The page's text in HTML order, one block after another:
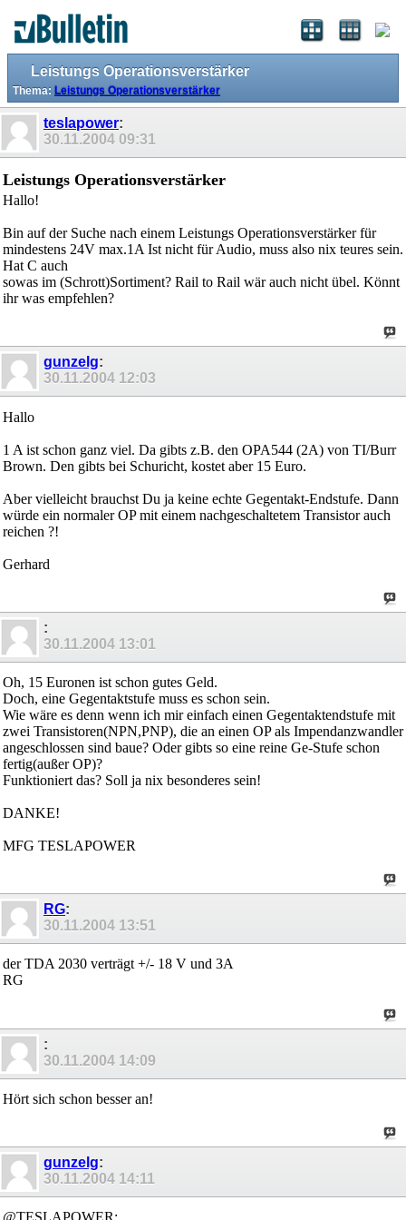
Leistungs Operationsverstärker
Thema: Leistungs Operationsverstärker
teslapower:
30.11.2004 09:31
Leistungs Operationsverstärker
Hallo!
Bin auf der Suche nach einem Leistungs Operationsverstärker für
mindestens 24V max.1A Ist nicht für Audio, muss also nix teures sein.
Hat C auch
sowas im (Schrott)Sortiment? Rail to Rail wär auch nicht übel. Könnt
ihr was empfehlen?
gunzelg:
30.11.2004 12:03
Hallo
1 A ist schon ganz viel. Da gibts z.B. den OPA544 (2A) von TI/Burr
Brown. Den gibts bei Schuricht, kostet aber 15 Euro.
Aber vielleicht brauchst Du ja keine echte Gegentakt-Endstufe. Dann
würde ein normaler OP mit einem nachgeschaltetem Transistor auch
reichen ?!
Gerhard
:
30.11.2004 13:01
Oh, 15 Euronen ist schon gutes Geld.
Doch, eine Gegentaktstufe muss es schon sein.
Wie wäre es denn wenn ich mir einfach einen Gegentaktendstufe mit
zwei Transistoren(NPN,PNP), die an einen OP als Impendanzwandler
angeschlossen sind baue? Oder gibts so eine reine Ge-Stufe schon
fertig(außer OP)?
Funktioniert das? Soll ja nix besonderes sein!
DANKE!
MFG TESLAPOWER
RG:
30.11.2004 13:51
der TDA 2030 verträgt +/- 18 V und 3A
RG
:
30.11.2004 14:09
Hört sich schon besser an!
gunzelg:
30.11.2004 14:11
@TESLAPOWER: